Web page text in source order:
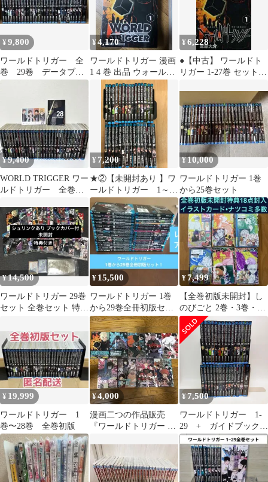
¥9,800
ワールドトリガー 全
巻 29卷 データブッ
¥4,170
ワールドトリガー 漫画
1 4 巻 出品 ウォールツ
リー
¥6,228
●【中古】 ワールドト
リガー 1-27巻 セット
ックス] [レンタル落ち]
[コミック] [漫画]
¥9,400
WORLD TRIGGER ワー
ルドトリガー 全巻
¥ 7,200
★②【未開封あり 】ワ
ールドトリガー 1～29
巻 全巻コミックセッ
ト 《BT30G》
¥10,000
ワールドトリガー 1巻
から25巻セット
¥14,500
ワールドトリガー 29巻
セット 全巻セット 特典
¥ 15,500
ワールドトリガー 1巻
から29巻全冊初版セッ
ト！
¥7,499
【全巻初版未開封】し
のびごと 2巻・3巻・４
巻・５巻・６巻・7巻
【ポストカード】
¥ 19,999
ワールドトリガー 1
巻〜28巻 全巻初版
¥4,000
漫画二つの作品販売
『ワールドトリガー 』
¥7,500
ワールドトリガー 1-
29 + ガイドブック
計30冊 セット